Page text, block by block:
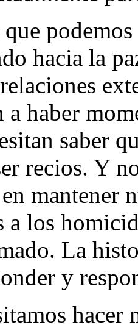
podemos
hacia la
haber
saber
recios. Y
mantener
a los
La
y
hacer